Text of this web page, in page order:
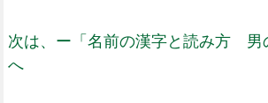
次は、ー「名前の漢字と読み方 男
へ